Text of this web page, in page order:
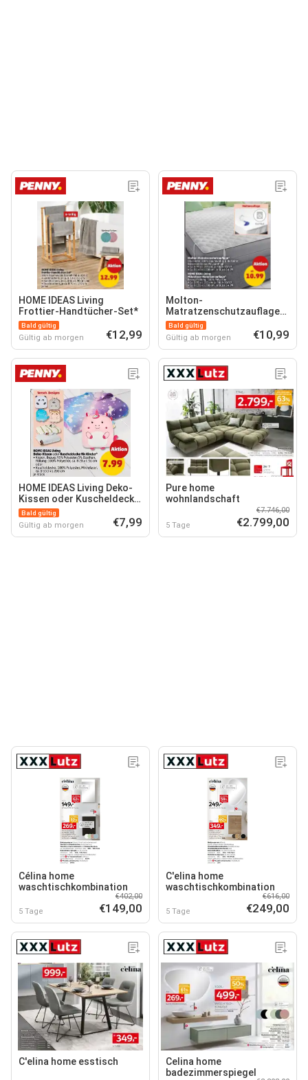
HOME IDEAS Living
Frottier-Handtücher-Set*
Bald gültig
Gültig ab morgen €12,99
Molton-
Matratzenschutzauflage*
HOME IDEAS Living
Mikrofaser-
Matratzenauflage*
Bald gültig
Gültig ab morgen €10,99
HOME IDEAS Living Deko-
Kissen oder Kuscheldecke
für Kinder*
Bald gültig
Gültig ab morgen €7,99
Pure home
wohnlandschaft
5 Tage
€7.746,00
€2.799,00
Célina home
waschtischkombination
5 Tage
€402,00
€149,00
C'elina home
waschtischkombination
5 Tage
€616,00
€249,00
C'elina home esstisch
Celina home
badezimmerspiegel